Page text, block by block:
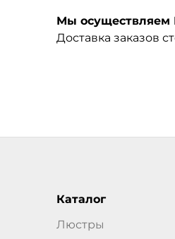
Мы осуществляем
Доставка заказов
Каталог
Люстры